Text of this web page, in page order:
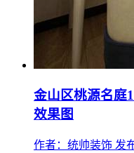
金山区桃源名庭
效果图
作者：统帅装饰 发